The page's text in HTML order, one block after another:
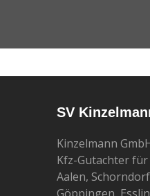
SV
Kinzelmann
Kfz-Gutachter für
Aalen,